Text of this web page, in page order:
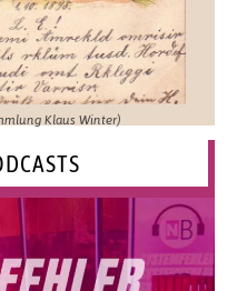
Klaus Winter)